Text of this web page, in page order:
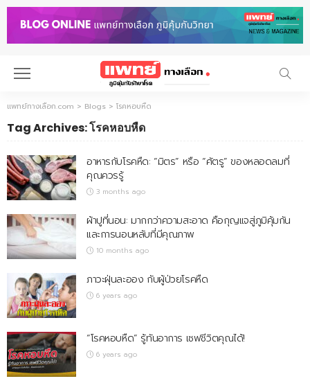
แพทย์ทางเลือก.com > Blogs > โรคหอบหืด
Tag Archives: โรคหอบหืด
อาหารกับโรคหืด: “มิตร” หรือ “ศัตรู” ของหลอดลมที่
คุณควรรู้
3 months ago
ผ้าปูที่นอน: มากกว่าความสะอาด คือกุญแจสู่ภูมิคุ้มกัน
และการนอนหลับที่มีคุณภาพ
10 months ago
ภาวะฝุ่นละออง กับผู้ป่วยโรคหืด
6 years ago
“โรคหอบหืด” รู้ทันอาการ เซฟชีวิตคุณได้!
6 years ago